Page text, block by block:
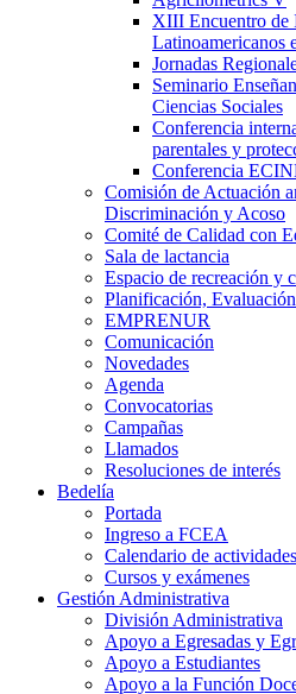
XIII Encuentro de
Latinoamericanos
Jornadas
Seminario
Ciencias Sociales
Conferencia
parentales y
Conferencia
Comisión de Actuación
Discriminación y Acoso
Comité de Calidad con
Sala de lactancia
Espacio de recreación y
Planificación,
EMPRENUR
Comunicación
Novedades
Agenda
Convocatorias
Campañas
Llamados
Resoluciones de interés
Bedelía
Portada
Ingreso a FCEA
Calendario de actividades
Cursos y exámenes
Gestión Administrativa
División Administrativa
Apoyo a Egresadas y
Apoyo a Estudiantes
Apoyo a la Función